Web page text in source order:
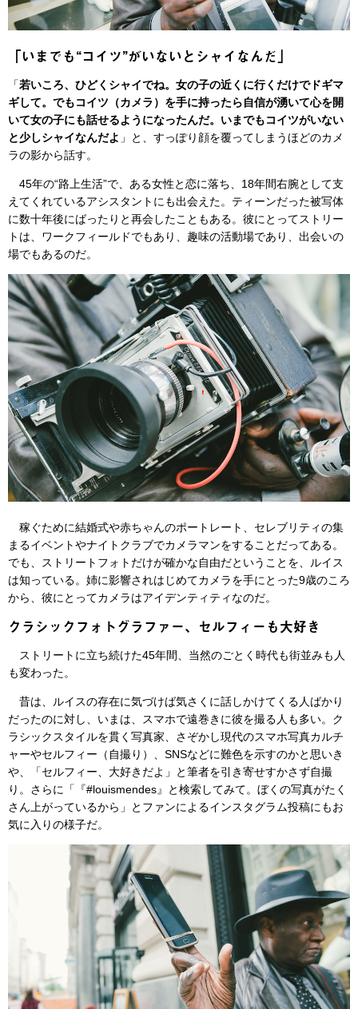
「いまでも“コイツ”がいないとシャイなんだ」
「若いころ、ひどくシャイでね。女の子の近くに行くだけでドギマ
ギして。でもコイツ（カメラ）を手に持ったら自信が湧いて心を開
いて女の子にも話せるようになったんだ。いまでもコイツがいない
と少しシャイなんだよ 」と、すっぽり顔を覆ってしまうほどのカメ
ラの影から話す。
45年の“路上生活”で、ある女性と恋に落ち、18年間右腕として支
えてくれているアシスタントにも出会えた。ティーンだった被写体
に数十年後にばったりと再会したこともある。彼にとってストリー
トは、ワークフィールドでもあり、趣味の活動場であり、出会いの
場でもあるのだ。
稼ぐために結婚式や赤ちゃんのポートレート、セレブリティの集
まるイベントやナイトクラブでカメラマンをすることだってある。
でも、ストリートフォトだけが確かな自由だということを、ルイス
は知っている。姉に影響されはじめてカメラを手にとった9歳のころ
から、彼にとってカメラはアイデンティティなのだ。
クラシックフォトグラファー、セルフィーも大好き
ストリートに立ち続けた45年間、当然のごとく時代も街並みも人
も変わった。
昔は、ルイスの存在に気づけば気さくに話しかけてくる人ばかり
だったのに対し、いまは、スマホで遠巻きに彼を撮る人も多い。ク
ラシックスタイルを貫く写真家、さぞかし現代のスマホ写真カルチ
ャーやセルフィー（自撮り）、SNSなどに難色を示すのかと思いき
や、「セルフィー、大好きだよ」と筆者を引き寄せすかさず自撮
り。さらに「『#louismendes』と検索してみて。ぼくの写真がたく
さん上がっているから」とファンによるインスタグラム投稿にもお
気に入りの様子だ。